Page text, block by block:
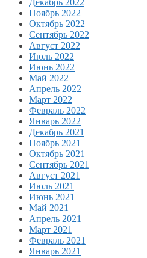
Декабрь 2022
Ноябрь 2022
Октябрь 2022
Сентябрь 2022
Август 2022
Июль 2022
Июнь 2022
Май 2022
Апрель 2022
Март 2022
Февраль 2022
Январь 2022
Декабрь 2021
Ноябрь 2021
Октябрь 2021
Сентябрь 2021
Август 2021
Июль 2021
Июнь 2021
Май 2021
Апрель 2021
Март 2021
Февраль 2021
Январь 2021